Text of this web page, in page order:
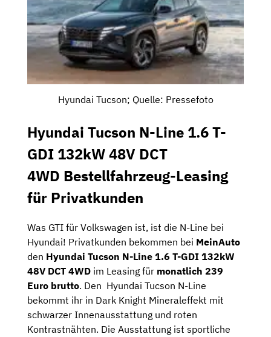
Hyundai Tucson; Quelle: Pressefoto
Hyundai Tucson N-Line 1.6 T-
GDI 132kW 48V DCT
4WD Bestellfahrzeug-Leasing
für Privatkunden
Was GTI für Volkswagen ist, ist die N-Line bei
Hyundai! Privatkunden bekommen bei MeinAuto
den Hyundai Tucson N-Line 1.6 T-GDI 132kW
48V DCT 4WD im Leasing für monatlich 239
Euro brutto. Den Hyundai Tucson N-Line
bekommt ihr in Dark Knight Mineraleffekt mit
schwarzer Innenausstattung und roten
Kontrastnähten. Die Ausstattung ist sportliche